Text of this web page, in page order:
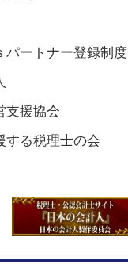
パートナー登録制度
支援協会
する税理士の会